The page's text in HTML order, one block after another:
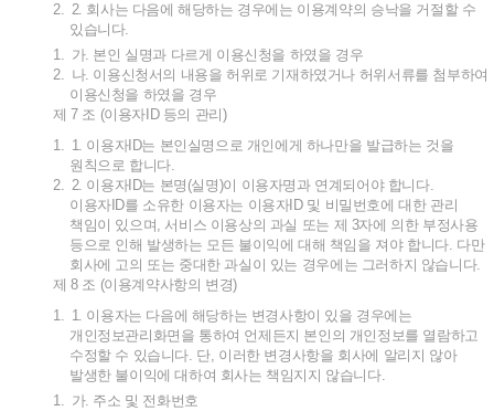
2. 2. 회사는 다음에 해당하는 경우에는 이용계약의 승낙을 거절할 수
있습니다.
1. 가. 본인 실명과 다르게 이용신청을 하였을 경우
2. 나. 이용신청서의 내용을 허위로 기재하였거나 허위서류를 첨부하여
이용신청을 하였을 경우
제 7 조 (이용자 ID 등의 관리)
1. 1. 이용자ID는 본인실명으로 개인에게 하나만을 발급하는 것을
원칙으로 합니다.
2. 2. 이용자ID는 본명 (실명)이 이용자명과 연계되어야 합니다.
이용자ID를 소유한 이용자는 이용자ID 및 비밀번호에 대한 관리
책임이 있으며, 서비스 이용상의 과실 또는 제 3자에 의한 부정사용
등으로 인해 발생하는 모든 불이익에 대해 책임을 져야 합니다. 다만
회사에 고의 또는 중대한 과실이 있는 경우에는 그러하지 않습니다.
제 8 조 (이용계약사항의 변경)
1. 1. 이용자는 다음에 해당하는 변경사항이 있을 경우에는
개인정보관리화면을 통하여 언제든지 본인의 개인정보를 열람하고
수정할 수 있습니다. 단, 이러한 변경사항을 회사에 알리지 않아
발생한 불이익에 대하여 회사는 책임지지 않습니다.
1. 가. 주소 및 전화번호